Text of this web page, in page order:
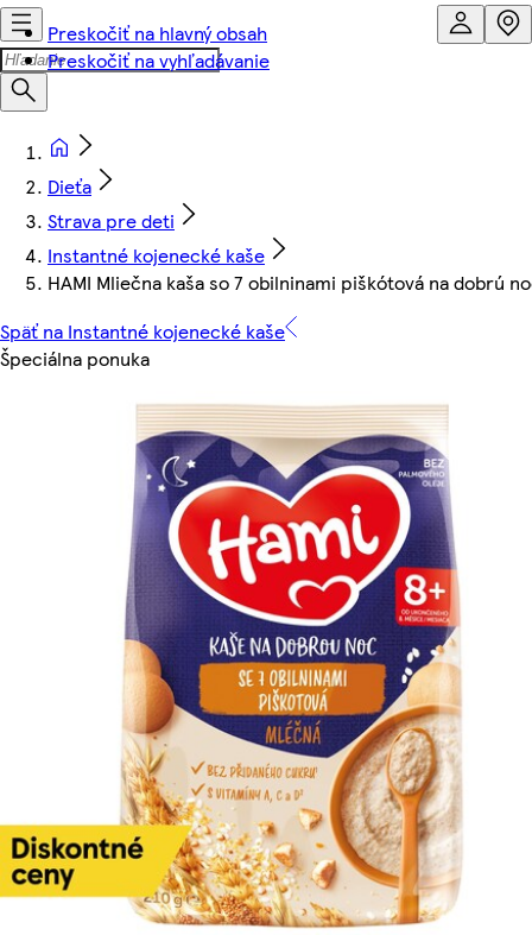
Preskočiť na hlavný obsah
Preskočiť na vyhľadávanie
Dieťa
Strava pre deti
Instantné kojenecké kaše
HAMI Mliečna kaša so 7 obilninami piškótová na dobrú
Späť na Instantné kojenecké kaše
Špeciálna ponuka